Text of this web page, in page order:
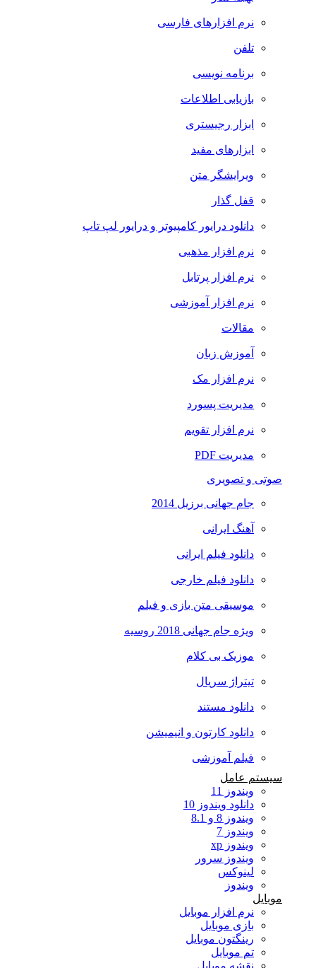
نرم افزارهای فارسی
تلفن
برنامه نویسی
بازیابی اطلاعات
ابزار رجیستری
ابزارهای مفید
ویرایشگر متن
قفل گذار
دانلود درایور کامپیوتر و درایور لپ تاپ
نرم افزار مذهبی
نرم افزار پرتابل
نرم افزار آموزشی
مقالات
آموزش زبان
نرم افزار مک
مدیریت پسورد
نرم افزار تقویم
مدیریت PDF
صوتی و تصویری
جام جهانی برزیل 2014
آهنگ ایرانی
دانلود فیلم ایرانی
دانلود فیلم خارجی
موسیقی متن بازی و فیلم
ویژه جام جهانی 2018 روسیه
موزیک بی کلام
تیتراژ سریال
دانلود مستند
دانلود کارتون و انیمیشن
فیلم آموزشی
سیستم عامل
ویندوز 11
دانلود ویندوز 10
ویندوز 8 و 8.1
ویندوز 7
ویندوز xp
ویندوز سرور
لینوکس
ویندوز
نرم افزار موبایل
بازی موبایل
رینگتون موبایل
تم موبایل
نقشه موبایل